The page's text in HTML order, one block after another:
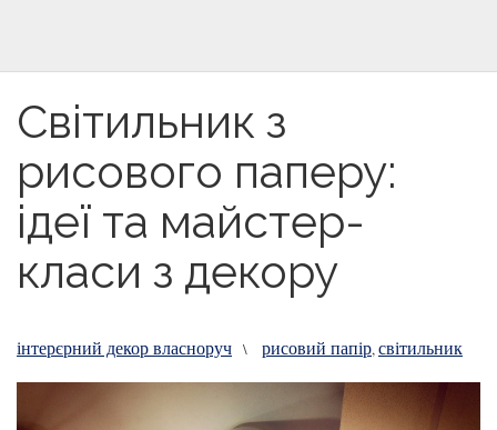
Світильник з
рисового паперу:
ідеї та майстер-
класи з декору
інтерєрний декор власноруч \ рисовий папір,світильник